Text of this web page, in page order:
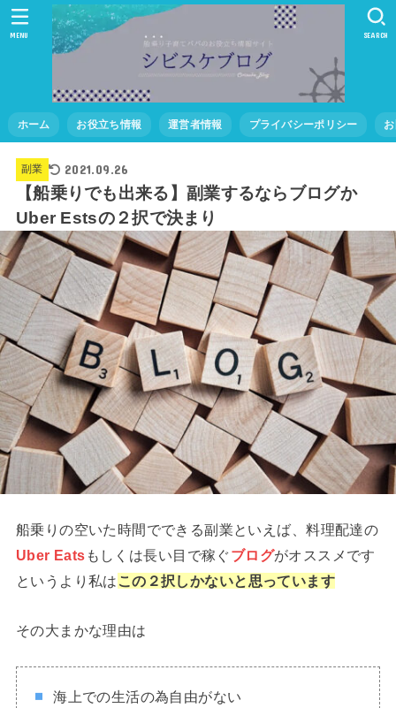
ホーム お役立ち情報 運営者情報 プライバシーポリシー
SEARCH
MENU
副業 2021.09.26
【船乗りでも出来る】副業するならブログか
Uber Estsの２択で決まり
船乗りの空いた時間でできる副業といえば、料理配達の
Uber Eats もしくは長い目で稼ぐブログがオススメです
というより私は この２択しかないと思っています
その大まかな理由は
海上での生活の為自由がない